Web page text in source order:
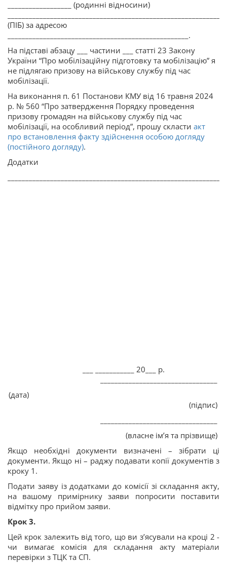
__________________ (родинні відносини)
(ПІБ) за адресою
___________________________________________________.
На підставі абзацу ___ частини ___ статті 23 Закону
України “Про мобілізаційну підготовку та мобілізацію” я
не підлягаю призову на військову службу під час
мобілізації.
На виконання п. 61 Постанови КМУ від 16 травня 2024
р. № 560 “Про затвердження Порядку проведення
призову громадян на військову службу під час
мобілізації, на особливий період”, прошу скласти акт
про встановлення факту здійснення особою догляду
(постійного догляду).
Додатки
___ ___________ 20___ р.
(дата)
(підпис)
(власне ім’я та прізвище)
Якщо необхідні документи визначені – зібрати ці
документи. Якщо ні – раджу подавати копії документів з
кроку 1.
Подати заяву із додатками до комісії зі складання акту,
на вашому примірнику заяви попросити поставити
відмітку про прийом заяви.
Крок 3️.
Цей крок залежить від того, що ви з’ясували на кроці 2 -
чи вимагає комісія для складання акту матеріали
перевірки з ТЦК та СП.